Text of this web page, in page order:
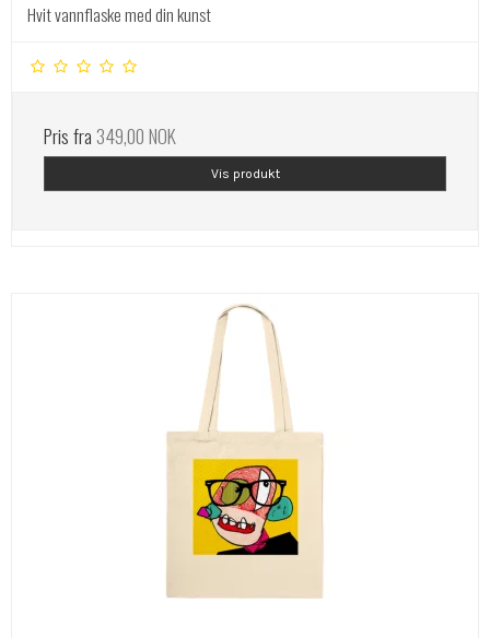
Hvit vannflaske med din kunst
Pris fra 349,00 NOK
Vis produkt